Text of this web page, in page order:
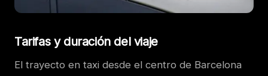
Tarifas y duración del viaje
El trayecto en taxi desde el centro de Barcelona